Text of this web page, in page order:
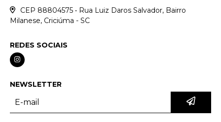
CEP 88804575 • Rua Luiz Daros Salvador, Bairro
Milanese, Criciúma - SC
REDES SOCIAIS
NEWSLETTER